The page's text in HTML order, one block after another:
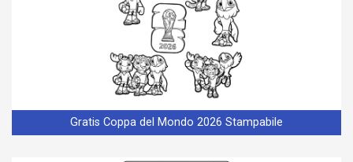
Gratis Coppa del Mondo 2026 Stampabile